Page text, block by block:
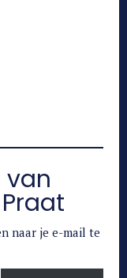
van
naar je e-mail te